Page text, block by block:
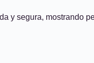
y segura, mostrando